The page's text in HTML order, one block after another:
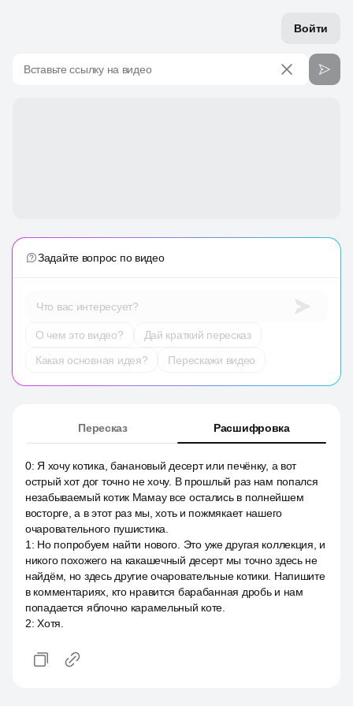
Войти
Вставьте ссылку на видео
Задайте вопрос по видео
Что вас интересует?
О чем это видео?
Дай краткий пересказ
Какая основная идея?
Перескажи видео
Пересказ Расшифровка
0: Я хочу котика, банановый десерт или печёнку, а вот
острый хот дог точно не хочу. В прошлый раз нам попался
незабываемый котик Мамау все остались в полнейшем
восторге, а в этот раз мы, хоть и пожмякает нашего
очаровательного пушистика.
1 : Но попробуем найти нового. Это уже другая коллекция, и
никого похожего на какашечный десерт мы точно здесь не
найдём, но здесь другие очаровательные котики. Напишите
в комментариях, кто нравится барабанная дробь и нам
попадается яблочно карамельный коте.
2:Хотя.